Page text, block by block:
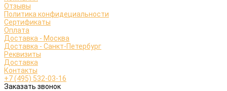
Отзывы
Политика конфидециальности
Сертификаты
Оплата
Доставка - Москва
Доставка - Санкт-Петербург
Реквизиты
Доставка
Контакты
+7 (495) 532-03-16
Заказать звонок